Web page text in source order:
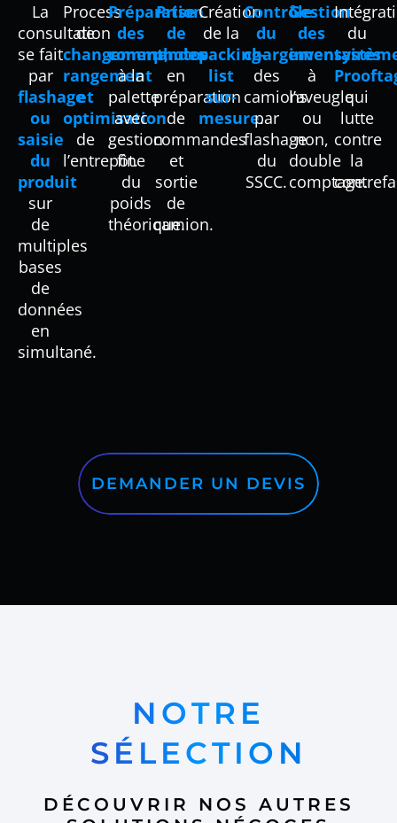
La
consultation
se fait
par
flashage
ou
saisie
du
produit
sur
de
multiples
bases
de
données
en
simultané.
Process
de
changement,
rangement
et
optimisation
de
l’entrepôt.
Préparation
des
commandes
à la
palette
avec
gestion
fine
du
poids
théorique.
Prise
de
photos
en
préparation
de
commandes
et
sortie
de
camion.
Création
de la
packing-
list
sur-
mesure.
Contrôle
du
chargement
des
camions
par
flashage
du
SSCC.
Gestion
des
inventaires
à
l’aveugle
ou
non,
double
comptage.
du
qui
lutte
contre
la
DEMANDER UN DEVIS
NOTRE
SÉLECTION
DÉCOUVRIR NOS AUTRES